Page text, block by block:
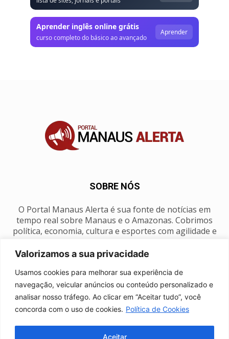
Valorizamos a sua privacidade
Usamos cookies para melhorar sua experiência de
navegação, veicular anúncios ou conteúdo personalizado e
analisar nosso tráfego. Ao clicar em “Aceitar tudo”, você
concorda com o uso de cookies. Política de Cookies
Aceitar
Aprender inglês online grátis
curso completo do básico ao avançado
Aprender
SOBRE NÓS
O Portal Manaus Alerta é sua fonte de notícias em
tempo real sobre Manaus e o Amazonas. Cobrimos
política, economia, cultura e esportes com agilidade e
SIGA-NOS